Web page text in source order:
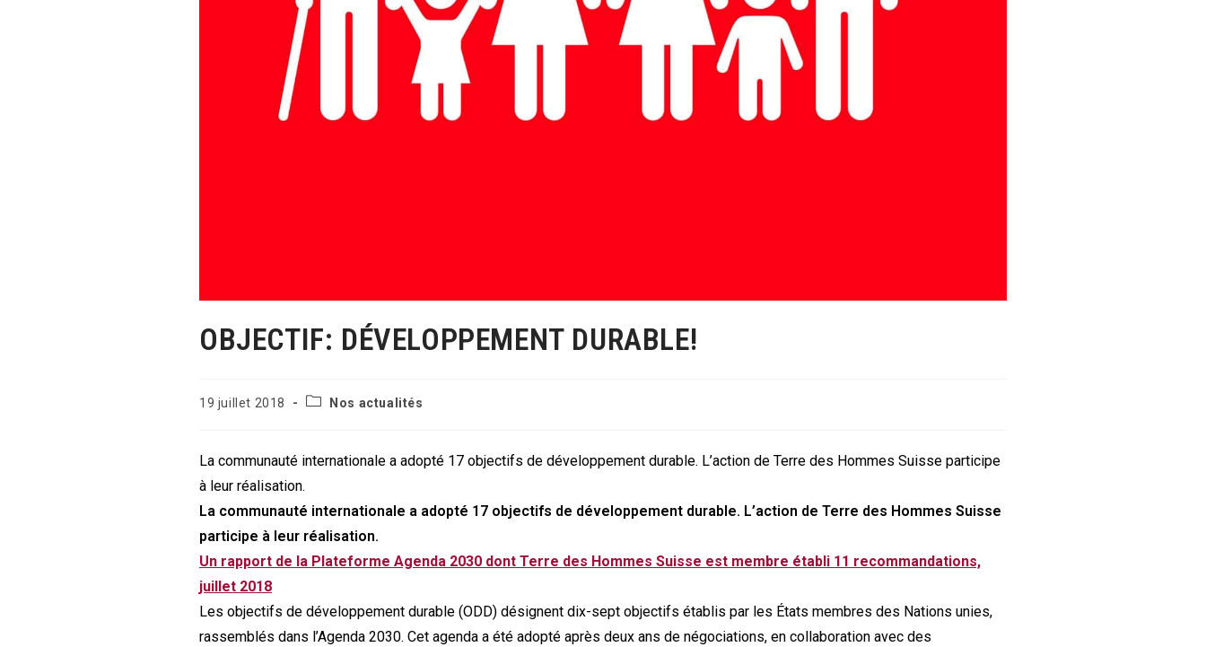
OBJECTIF: DÉVELOPPEMENT DURABLE!
Publication
19 juillet 2018
PostNos actualités
La communauté internationale a adopté 17 objectifs de développement durable. L’action de Terre des Hommes Suisse participe
à leur réalisation.
La communauté internationale a adopté 17 objectifs de développement durable. L’action de Terre des Hommes Suisse
participe à leur réalisation.
Un rapport de la Plateforme Agenda 2030 dont Terre des Hommes Suisse est membre établi 11 recommandations,
juillet 2018
Les objectifs de développement durable (ODD) désignent dix-sept objectifs établis par les États membres des Nations unies,
rassemblés dans l’Agenda 2030. Cet agenda a été adopté après deux ans de négociations, en collaboration avec des